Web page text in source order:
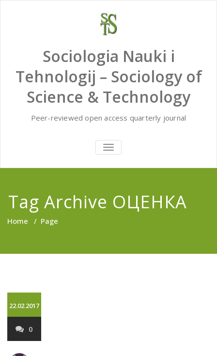
Sociologia Nauki i
Tehnologij – Sociology of
Science & Technology
Peer-reviewed open access quarterly journal
TOGGLE
NAVIGATION
Tag Archive ОЦЕНКА
Home / Page
22.02.2017
0